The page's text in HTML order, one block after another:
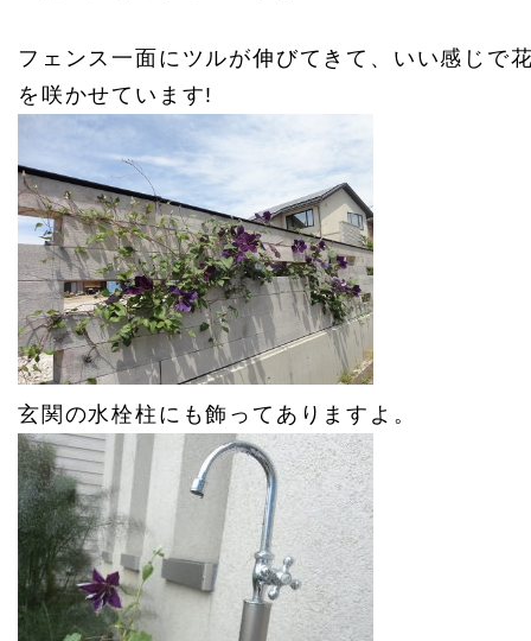
フェンス一面にツルが伸びてきて、いい感じで
を咲かせています!
玄関の水栓柱にも飾ってありますよ。